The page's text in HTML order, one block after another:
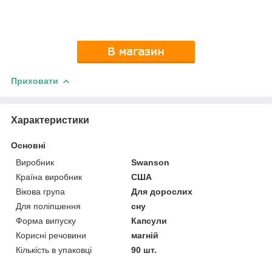
Приховати
Характеристики
Основні
Виробник
Swanson
Країна виробник
США
Вікова група
Для дорослих
Для поліпшення
сну
Форма випуску
Капсули
Корисні речовини
магній
Кількість в упаковці
90 шт.